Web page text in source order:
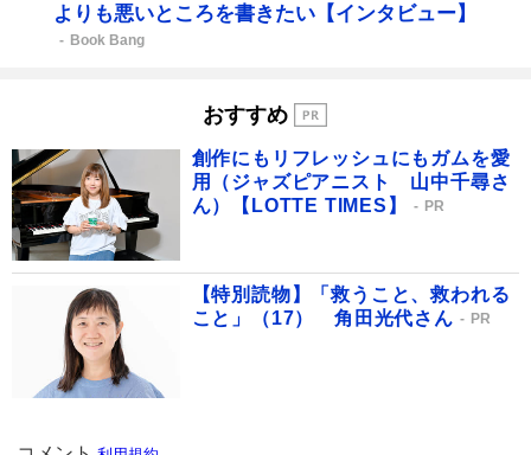
よりも悪いところを書きたい【インタビュー】
Book Bang
おすすめ
創作にもリフレッシュにもガムを愛
用（ジャズピアニスト 山中千尋さ
ん）【LOTTE TIMES】
PR
【特別読物】「救うこと、救われる
こと」（17） 角田光代さん
PR